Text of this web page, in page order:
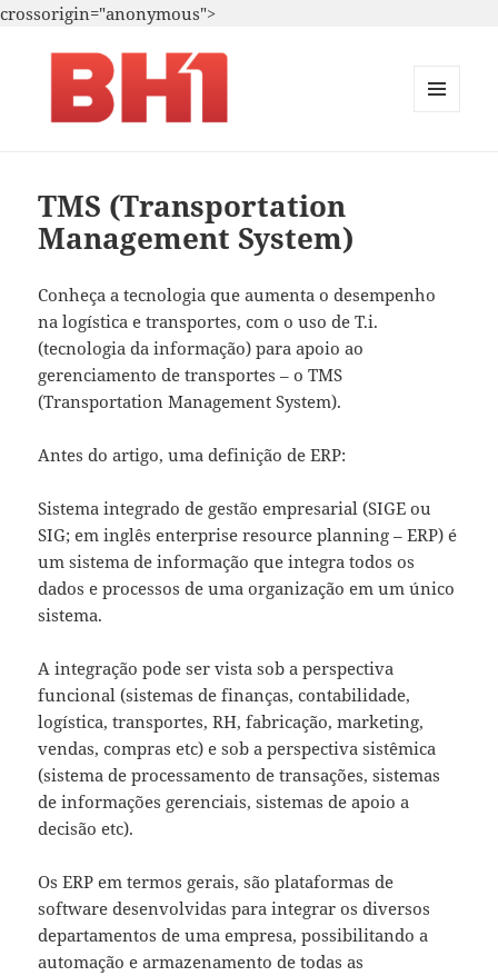
crossorigin="anonymous">
TMS (Transportation
Management System)
Conheça a tecnologia que aumenta o desempenho
na logística e transportes, com o uso de T.i.
(tecnologia da informação) para apoio ao
gerenciamento de transportes – o TMS
(Transportation Management System).
Antes do artigo, uma definição de ERP:
Sistema integrado de gestão empresarial (SIGE ou
SIG; em inglês enterprise resource planning – ERP) é
um sistema de informação que integra todos os
dados e processos de uma organização em um único
sistema.
A integração pode ser vista sob a perspectiva
funcional (sistemas de finanças, contabilidade,
logística, transportes, RH, fabricação, marketing,
vendas, compras etc) e sob a perspectiva sistêmica
(sistema de processamento de transações, sistemas
de informações gerenciais, sistemas de apoio a
decisão etc).
Os ERP em termos gerais, são plataformas de
software desenvolvidas para integrar os diversos
departamentos de uma empresa, possibilitando a
automação e armazenamento de todas as